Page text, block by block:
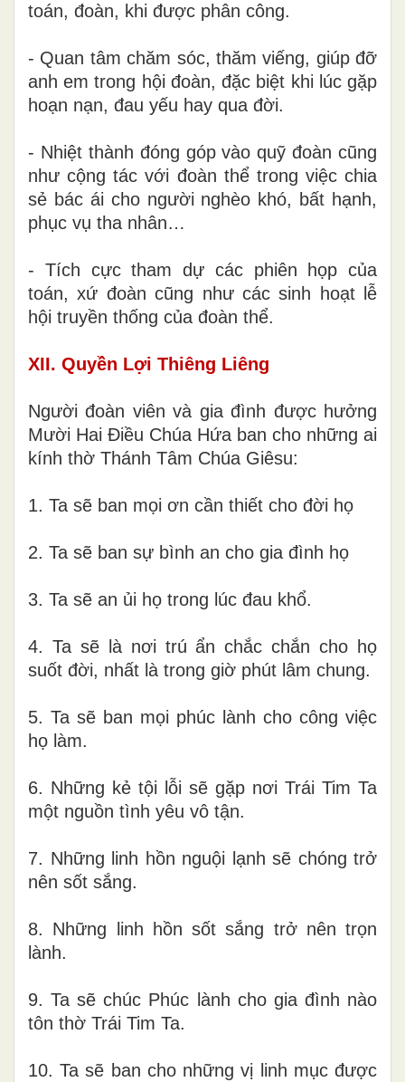
toán, đoàn, khi được phân công.
- Quan tâm chăm sóc, thăm viếng, giúp đỡ
anh em trong hội đoàn, đặc biệt khi lúc gặp
hoạn nạn, đau yếu hay qua đời.
- Nhiệt thành đóng góp vào quỹ đoàn cũng
như cộng tác với đoàn thể trong việc chia
sẻ bác ái cho người nghèo khó, bất hạnh,
phục vụ tha nhân…
- Tích cực tham dự các phiên họp của
toán, xứ đoàn cũng như các sinh hoạt lễ
hội truyền thống của đoàn thể.
XII. Quyền Lợi Thiêng Liêng
Người đoàn viên và gia đình được hưởng
Mười Hai Điều Chúa Hứa ban cho những ai
kính thờ Thánh Tâm Chúa Giêsu:
1. Ta sẽ ban mọi ơn cần thiết cho đời họ
2. Ta sẽ ban sự bình an cho gia đình họ
3. Ta sẽ an ủi họ trong lúc đau khổ.
4. Ta sẽ là nơi trú ẩn chắc chắn cho họ
suốt đời, nhất là trong giờ phút lâm chung.
5. Ta sẽ ban mọi phúc lành cho công việc
họ làm.
6. Những kẻ tội lỗi sẽ gặp nơi Trái Tim Ta
một nguồn tình yêu vô tận.
7. Những linh hồn nguội lạnh sẽ chóng trở
nên sốt sắng.
8. Những linh hồn sốt sắng trở nên trọn
lành.
9. Ta sẽ chúc Phúc lành cho gia đình nào
tôn thờ Trái Tim Ta.
10. Ta sẽ ban cho những vị linh mục được